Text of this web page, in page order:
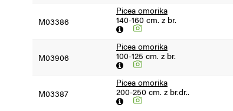
M03386
Picea omorika
140-160 cm. z br.
M03906
Picea omorika
100-125 cm. z br.
M03387
Picea omorika
200-250 cm. z br.dr..